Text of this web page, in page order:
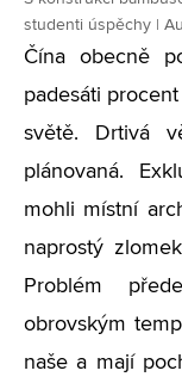
studenti úspěchy |
Čína obecně
padesáti
světě. Drtivá
plánovaná.
mohli místní
naprostý
Problém
obrovským
naše a mají